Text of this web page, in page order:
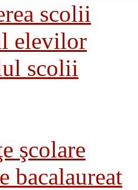
scolii
elevilor
scolii
şcolare
bacalaureat